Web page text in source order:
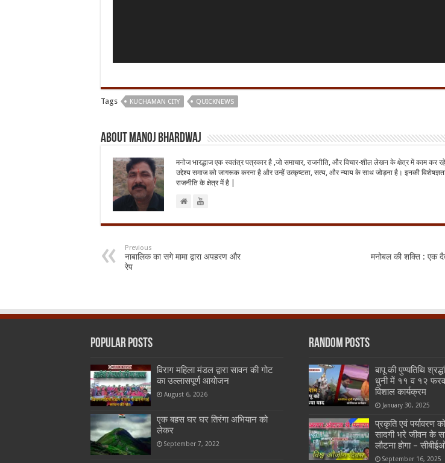
Tags KUCHAMAN CITY QUICKNEWS
About Manoj Bhardwaj
मनोज भारद्धाज एक स्वतंत्र पत्रकार है ,जो समाचार, राजनीति, और विचार-शील लेखन के क्षेत्र में काम कर
उद्देश्य समाज को जागरूक करना है और उन्हें उत्कृष्टता, सत्य, और न्याय के साथ जोड़ना है। इनकी
राजनीति के क्षेत्र में है |
Previous
नाबालिक का सगे मामा द्वारा अपहरण और
रेप
मनोबल की शक्ति : एक
Popular Posts
विराग महिला मंडल द्वारा सावन की गोट
का उल्लासपूर्ण आयोजन
August 6, 2026
एक बहस घर घर तिरंगा अभियान को
लेकर
September 7, 2022
Random Posts
बापू की पुण्यतिथि
धुनी में ११ व १२
विशाल कार्यक्रम
January 30, 2025
प्रकृति एवं पर्यावरण
सादगी भरे जीवन के
लौटना होगा –
September 16, 2025